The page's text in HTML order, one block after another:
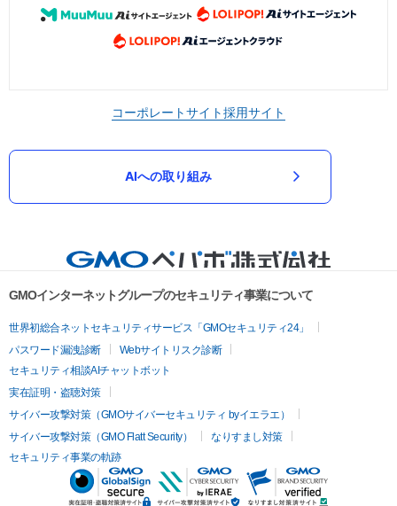
コーポレートサイト採用サイト
AIへの取り組み
GMOインターネットグループのセキュリティ事業について
世界初総合ネットセキュリティサービス「GMOセキュリティ24」
パスワード漏洩診断
Webサイトリスク診断
セキュリティ相談AIチャットボット
実在証明・盗聴対策
サイバー攻撃対策（GMOサイバーセキュリティ byイエラエ）
サイバー攻撃対策（GMO Flatt Security）
なりすまし対策
セキュリティ事業の軌跡